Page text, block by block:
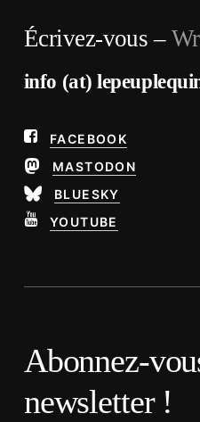
Écrivez-vous –
info (at)
FACEBOOK
MASTODON
BLUESKY
YOUTUBE
Abonnez-
newsletter !